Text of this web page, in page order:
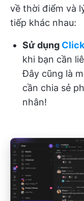
về thời điểm và
tiếp khác nhau:
Sử dụng
khi bạn cần
Đây cũng là
cần chia sẻ
nhân!